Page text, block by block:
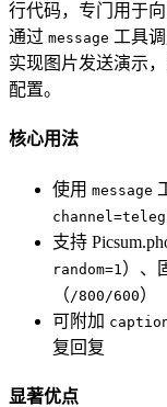
行代码，专门用于
通过 message 工具
实现图片发送演示
配置。
核心用法
使用 message
支持
random=1 ）、
（ /800/600）
可附加
复回复
显著优点